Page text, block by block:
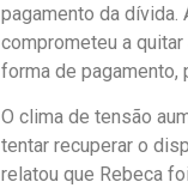
pagamento da dívida.
comprometeu a
forma de pagamento,
O clima de tensão
tentar recuperar o
relatou que Rebeca